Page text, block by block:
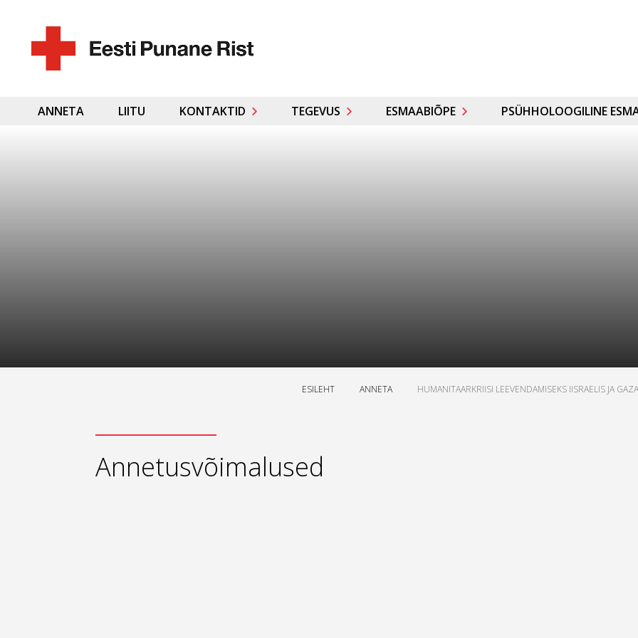
ANNETA LIITU KONTAKTID TEGEVUS ESMAABIÕPE PSÜHHOLOOGILINE
ESILEHT ANNETA HUMANITAARKRIISI LEEVENDAMISEKS IISRAELIS JA
Annetusvõimalused